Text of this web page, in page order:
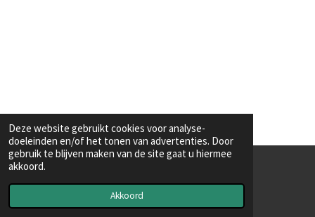
Deze website gebruikt cookies voor analyse-
doeleinden en/of het tonen van advertenties. Door
gebruik te blijven maken van de site gaat u hiermee
akkoord.
Akkoord
© 2020 - 2026 KONINKLIJKE VVV-EEKLO